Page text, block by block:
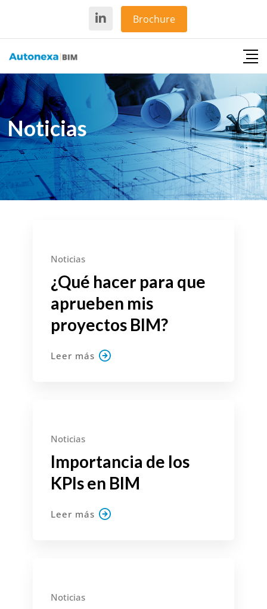
Brochure
Noticias
Noticias
¿Qué hacer para que
aprueben mis
proyectos BIM?
Leer más
Noticias
Importancia de los
KPIs en BIM
Leer más
Noticias